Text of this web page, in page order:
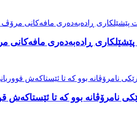
ڕادەبەدەری مافەکانی
نامرۆڤانە بوو کە تا ئێستاکەش